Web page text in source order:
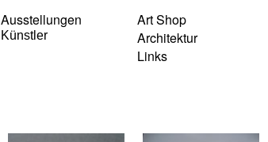
Ausstellungen
Künstler
Art Shop
Architektur
Links